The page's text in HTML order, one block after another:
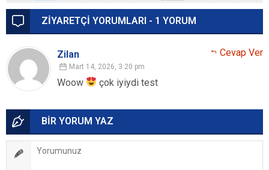
ZİYARETÇİ YORUMLARI - 1 YORUM
Zilan
Mart 14, 2026, 3:20 pm
Woow çok iyiydi test
Cevap Ver
BİR YORUM YAZ